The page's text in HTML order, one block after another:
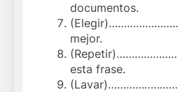
documentos.
mejor.
esta frase.